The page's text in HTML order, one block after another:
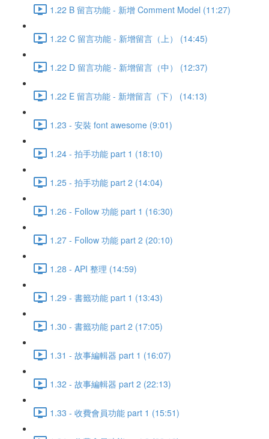
1.22 B 留言功能 - 新增 Comment Model (11:27)
1.22 C 留言功能 - 新增留言（上） (14:45)
1.22 D 留言功能 - 新增留言（中） (12:37)
1.22 E 留言功能 - 新增留言（下） (14:13)
1.23 - 安裝 font awesome (9:01)
1.24 - 拍手功能 part 1 (18:10)
1.25 - 拍手功能 part 2 (14:04)
1.26 - Follow 功能 part 1 (16:30)
1.27 - Follow 功能 part 2 (20:10)
1.28 - API 整理 (14:59)
1.29 - 書籤功能 part 1 (13:43)
1.30 - 書籤功能 part 2 (17:05)
1.31 - 故事編輯器 part 1 (16:07)
1.32 - 故事編輯器 part 2 (22:13)
1.33 - 收費會員功能 part 1 (15:51)